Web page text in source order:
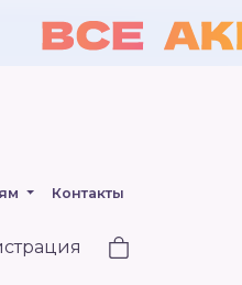
Контакты